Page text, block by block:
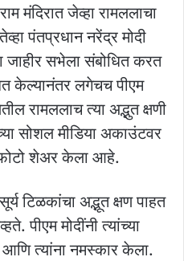
मंदिरात जेव्हा रामललाचा
पंतप्रधान नरेंद्र मोदी
सभेला संबोधित करत
केल्यानंतर लगेचच पीएम
रामललाच त्या अद्भुत क्षणी
सोशल मीडिया अकाउंटवर
शेअर केला आहे.
टिळकांचा अद्भूत क्षण पाहत
पीएम मोदींनी त्यांच्या
त्यांना नमस्कार केला.